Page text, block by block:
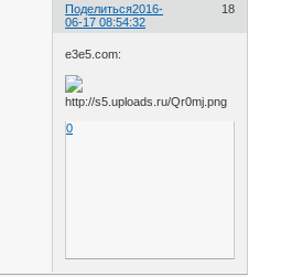
Поделиться 18
2016-
06-17 08:54:32
e3e5.com:
0